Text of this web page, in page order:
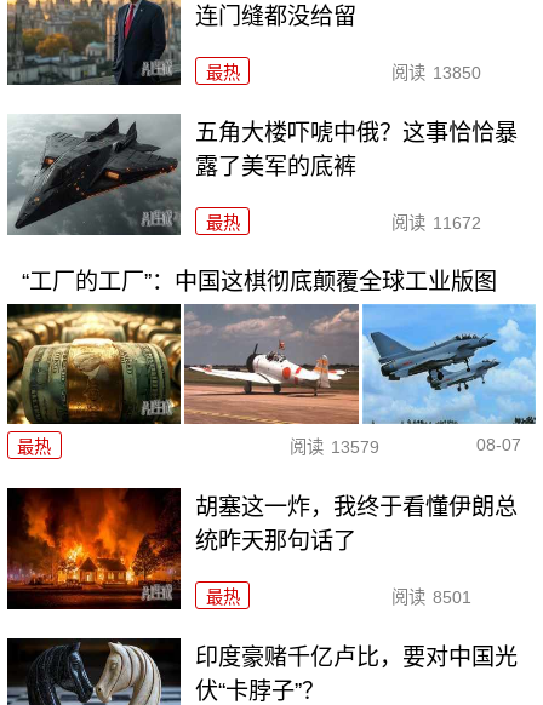
连门缝都没给留
最热 阅读 13850
五角大楼吓唬中俄？这事恰恰暴
露了美军的底裤
最热 阅读 11672
“工厂的工厂”：中国这棋彻底颠覆全球工业版图
最热 阅读 13579 08-07
胡塞这一炸，我终于看懂伊朗总
统昨天那句话了
最热 阅读 8501
印度豪赌千亿卢比，要对中国光
伏“卡脖子”？